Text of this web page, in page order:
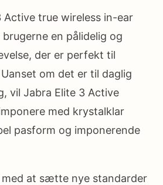
Active true wireless in-ear
en pålidelig og
der er perfekt til
om det er til daglig
vil Jabra Elite 3 Active
med krystalklar
pasform og imponerende
at sætte nye standarder